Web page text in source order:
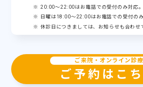
20:00～22:00はお電話での受付のみ対応。
日曜は18:00～22:00はお電話での受付のみ
休診日につきましては、お知らせも合わせ
ご来院・オンライン診療
ご予約はこ